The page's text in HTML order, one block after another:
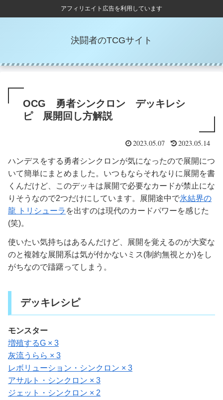
アフィリエイト広告を利用しています
決闘者のTCGサイト
OCG 勇者シンクロン デッキレシ
ピ 展開回し方解説
2023.05.07 2023.05.14
ハンデスをする勇者シンクロンが気になったので展開につ
いて簡単にまとめました。いつもならそれなりに展開を書
くんだけど、このデッキは展開で必要なカードが禁止にな
りそうなので2つだけにしています。展開途中で氷結界の
龍 トリシューラ を出すのは現代のカードパワーを感じた
(笑)。
使いたい気持ちはあるんだけど、展開を覚えるのが大変な
のと複雑な展開系は気が付かないミス(制約無視とか)をし
がちなので躊躇ってしまう。
デッキレシピ
モンスター
増殖するG × 3
灰流うらら × 3
レボリューション・シンクロン × 3
アサルト・シンクロン × 3
ジェット・シンクロン × 2